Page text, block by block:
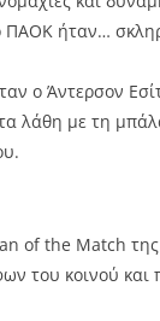
ήταν…
ο Άντερσον
λάθη με τη
of the Match
του κοινού και